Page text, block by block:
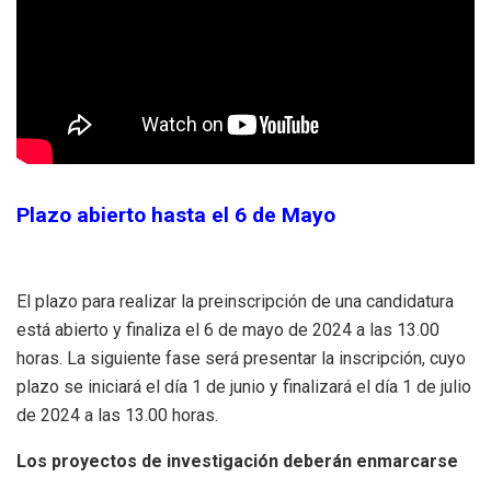
Plazo abierto hasta el 6 de Mayo
El plazo para realizar la preinscripción de una candidatura
está abierto y finaliza el 6 de mayo de 2024 a las 13.00
horas. La siguiente fase será presentar la inscripción, cuyo
plazo se iniciará el día 1 de junio y finalizará el día 1 de julio
de 2024 a las 13.00 horas.
Los proyectos de investigación deberán enmarcarse